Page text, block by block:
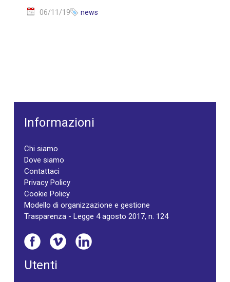
06/11/19 news
Informazioni
Chi siamo
Dove siamo
Contattaci
Privacy Policy
Cookie Policy
Modello di organizzazione e gestione
Trasparenza - Legge 4 agosto 2017, n. 124
Utenti